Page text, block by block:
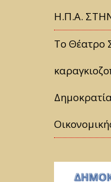
Η.Π.Α.
Tο Θέατρο